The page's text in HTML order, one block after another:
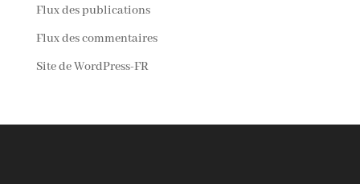
Flux des publications
Flux des commentaires
Site de WordPress-FR